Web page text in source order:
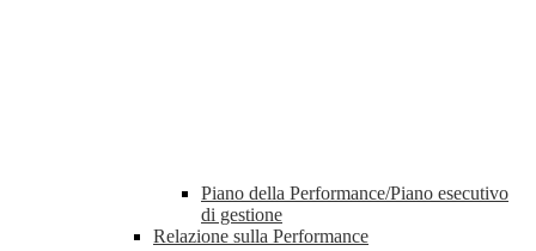
Piano della Performance/Piano esecutivo
di gestione
Relazione sulla Performance